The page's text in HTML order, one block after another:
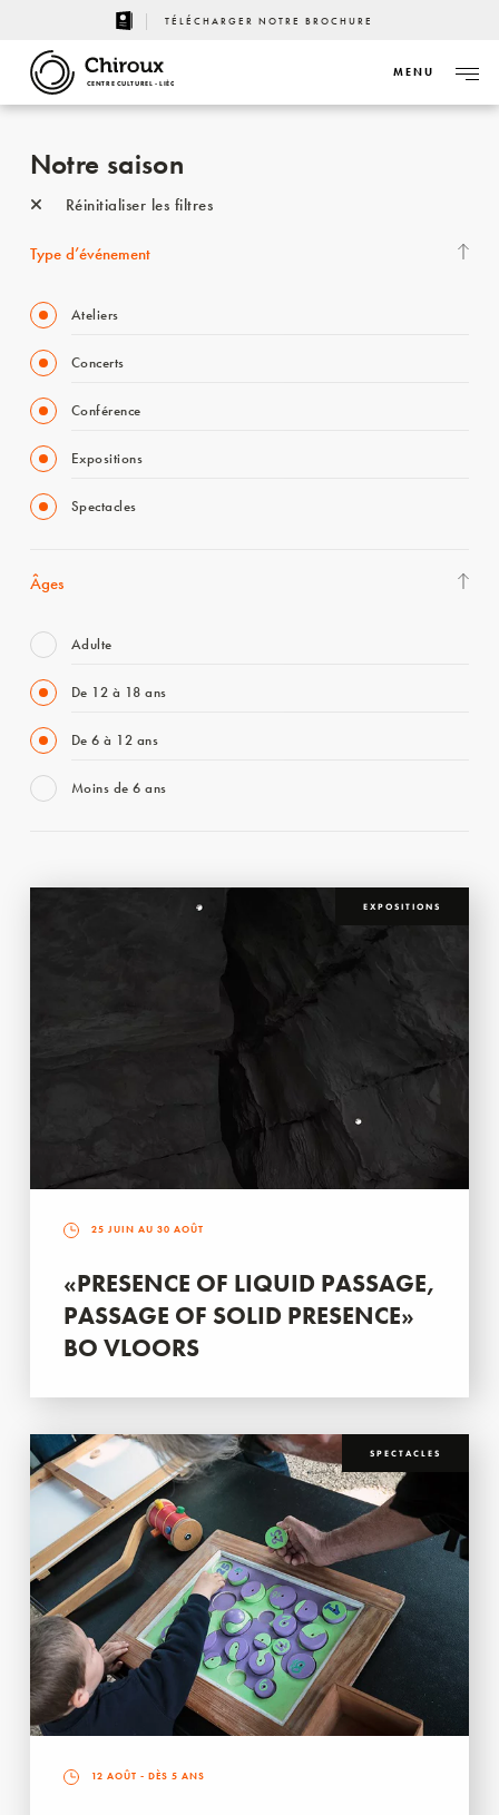
TÉLÉCHARGER NOTRE BROCHURE
CENTRE CULTUREL - LIÈGE
MENU
Notre saison
Réinitialiser les filtres
Type d’événement
Ateliers
Concerts
Conférence
Expositions
Spectacles
Âges
Adulte
De 12 à 18 ans
De 6 à 12 ans
Moins de 6 ans
EXPOSITIONS
25 JUIN AU 30 AOÛT
«PRESENCE OF LIQUID PASSAGE,
PASSAGE OF SOLID PRESENCE»
BO VLOORS
SPECTACLES
12 AOÛT - DÈS 5 ANS